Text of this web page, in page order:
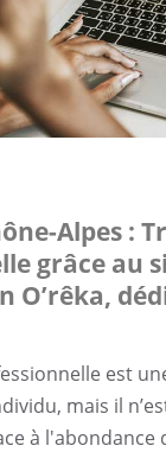
Alpes :
grâce au
est
mais il
à